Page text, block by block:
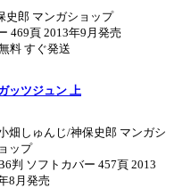
史郎 マンガショップ
469頁 2013年9月発売
料 すぐ発送
ッツジュン 上
畑しゅんじ/神保史郎 マンガシ
ョップ
判 ソフトカバー 457頁 2013
8月発売